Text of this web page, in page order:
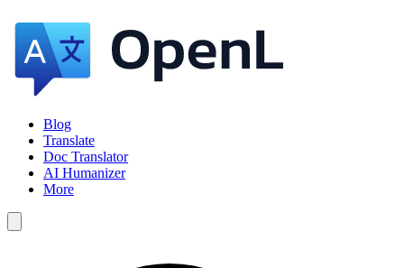
Blog
Translate
Doc Translator
AI Humanizer
More